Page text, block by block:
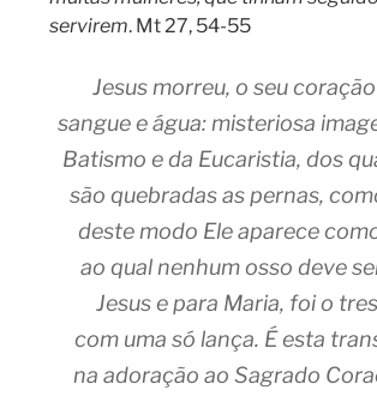
servirem. Mt 27, 54-55
Jesus morreu, o seu
sangue e água: misteriosa
Batismo e da Eucaristia, dos
são quebradas as pernas,
deste modo Ele aparece
ao qual nenhum osso deve
Jesus e para Maria, foi o
com uma só lança. É esta
na adoração ao Sagrado